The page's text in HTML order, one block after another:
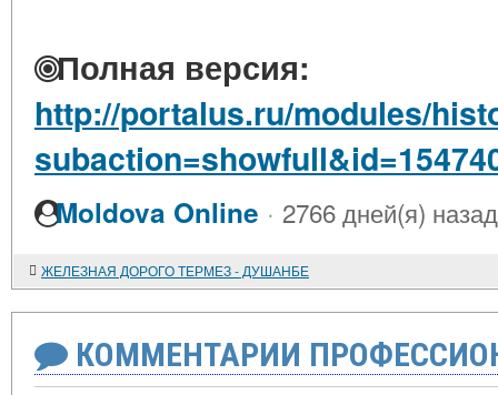
Полная версия:
http://portalus.ru/modules/
Moldova Online · 2766 дней(я) назад
ЖЕЛЕЗНАЯ ДОРОГО ТЕРМЕЗ - ДУШАНБЕ
КОММЕНТАРИИ